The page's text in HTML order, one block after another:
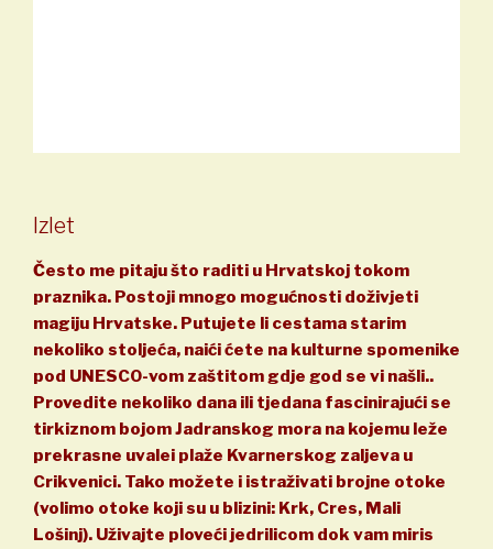
Izlet
Često me pitaju što raditi u Hrvatskoj tokom
praznika. Postoji mnogo mogućnosti doživjeti
magiju Hrvatske. Putujete li cestama starim
nekoliko stoljeća, naići ćete na kulturne spomenike
pod UNESCO-vom zaštitom gdje god se vi našli..
Provedite nekoliko dana ili tjedana fascinirajući se
tirkiznom bojom Jadranskog mora na kojemu leže
prekrasne uvalei plaže Kvarnerskog zaljeva u
Crikvenici. Tako možete i istraživati brojne otoke
(volimo otoke koji su u blizini: Krk, Cres, Mali
Lošinj). Uživajte ploveći jedrilicom dok vam miris